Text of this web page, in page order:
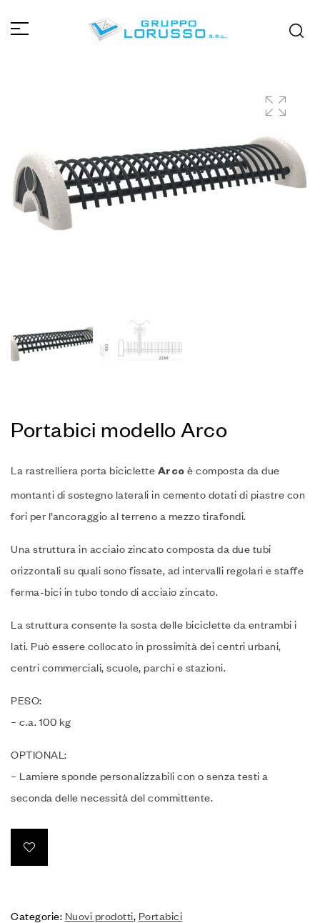
Portabici modello Arco
La rastrelliera porta biciclette Arco è composta da due
montanti di sostegno laterali in cemento dotati di piastre con
fori per l’ancoraggio al terreno a mezzo tirafondi.‎
Una struttura in acciaio zincato composta da due tubi
orizzontali su quali sono fissate, ad intervalli regolari e staffe
ferma-bici in tubo tondo di acciaio zincato.‎
La struttura consente la sosta delle biciclette da entrambi i
lati.‎ Può essere collocato in prossimità dei centri urbani,
centri commerciali, scuole, parchi e stazioni.‎
PESO:
– c.‎a.‎ 100 kg
OPTIONAL:
– Lamiere sponde personalizzabili con o senza testi a
seconda delle necessità del committente.‎
Categorie: Nuovi prodotti, Portabici